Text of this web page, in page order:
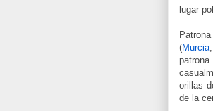
lugar
(Murcia
orillas
de la